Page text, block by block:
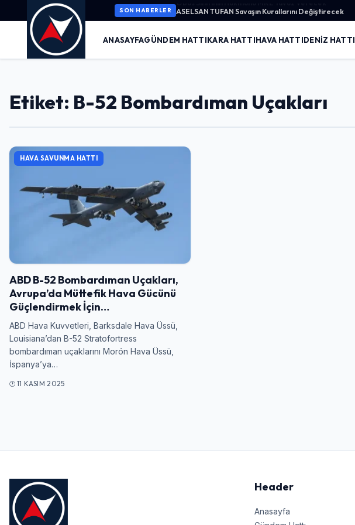
SON HABERLER ASELSAN TUFAN Savaşın Kurallarını Değiştirecek
ANASAYFAGÜNDEM HATTIKARA HATTIHAVA HATTIDENIZ HATTI
Etiket: B-52 Bombardıman Uçakları
HAVA SAVUNMA HATTI
ABD B-52 Bombardıman Uçakları,
Avrupa’da Müttefik Hava Gücünü
Güçlendirmek İçin…
ABD Hava Kuvvetleri, Barksdale Hava Üssü,
Louisiana’dan B-52 Stratofortress
bombardıman uçaklarını Morón Hava Üssü,
İspanya’ya…
11 KASIM 2025
Header
Anasayfa